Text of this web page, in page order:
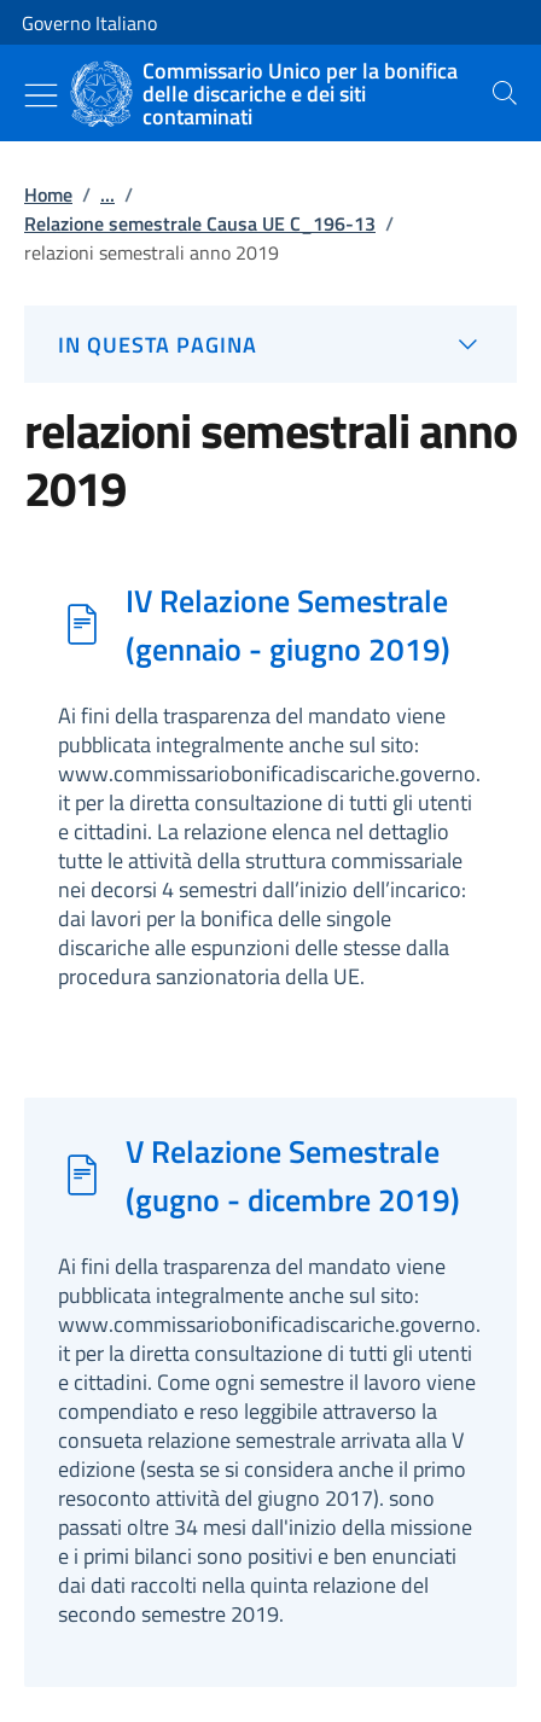
Vai al contenuto
Vai alla navigazione del sito
Governo Italiano
Commissario Unico per la bonifica
delle discariche e dei siti
contaminati Cerca
Home / ... /
Relazione semestrale Causa UE C_196-13 /
relazioni semestrali anno 2019
IN QUESTA PAGINA
relazioni semestrali anno
2019
IV Relazione Semestrale
(gennaio - giugno 2019)
Ai fini della trasparenza del mandato viene
pubblicata integralmente anche sul sito:
www.commissariobonificadiscariche.governo.
it per la diretta consultazione di tutti gli utenti
e cittadini. La relazione elenca nel dettaglio
tutte le attività della struttura commissariale
nei decorsi 4 semestri dall’inizio dell’incarico:
dai lavori per la bonifica delle singole
discariche alle espunzioni delle stesse dalla
procedura sanzionatoria della UE.
V Relazione Semestrale
(gugno - dicembre 2019)
Ai fini della trasparenza del mandato viene
pubblicata integralmente anche sul sito:
www.commissariobonificadiscariche.governo.
it per la diretta consultazione di tutti gli utenti
e cittadini. Come ogni semestre il lavoro viene
compendiato e reso leggibile attraverso la
consueta relazione semestrale arrivata alla V
edizione (sesta se si considera anche il primo
resoconto attività del giugno 2017). sono
passati oltre 34 mesi dall'inizio della missione
e i primi bilanci sono positivi e ben enunciati
dai dati raccolti nella quinta relazione del
secondo semestre 2019.